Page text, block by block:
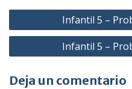
Navegación
de
Infantil 5 –
Infantil 5 –
Deja un comentario